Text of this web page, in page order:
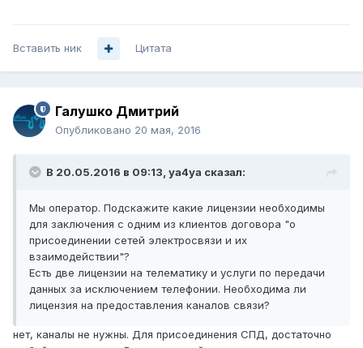
Вставить ник Цитата
Галушко Дмитрий
Опубликовано 20 мая, 2016
В 20.05.2016 в 09:13, ya4ya сказал:
Мы оператор. Подскажите какие лицензии необходимы
для заключения с одним из клиентов договора "о
присоединении сетей электросвязи и их
взаимодействии"?
Есть две лицензии на телематику и услуги по передачи
данных за исключением телефонии. Необходима ли
лицензия на предоставления каналов связи?
нет, каналы не нужны. Для присоединения СПД, достаточно